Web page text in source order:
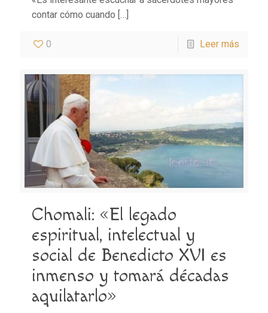
contar cómo cuando […]
0 Leer más
Chomali: «El legado
espiritual, intelectual y
social de Benedicto XVI es
inmenso y tomará décadas
aquilatarlo»